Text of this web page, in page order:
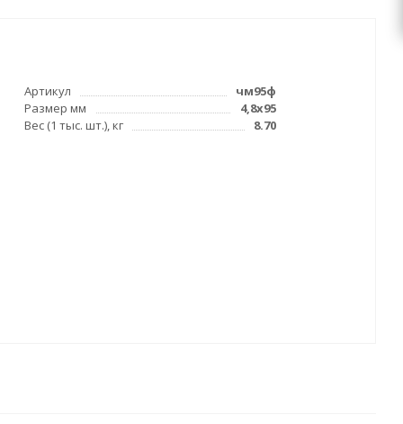
Артикул
чм95ф
Размер мм
4,8х95
Вес (1 тыс. шт.), кг
8.70